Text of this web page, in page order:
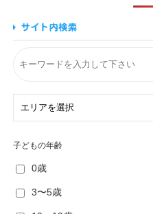
子どもの年齢
0歳
3〜5歳